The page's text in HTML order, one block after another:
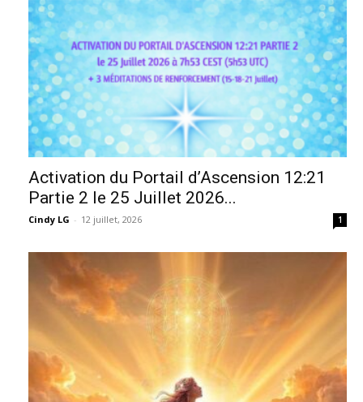
Activation du Portail d’Ascension 12:21
Partie 2 le 25 Juillet 2026...
Cindy LG - 12 juillet, 2026 1